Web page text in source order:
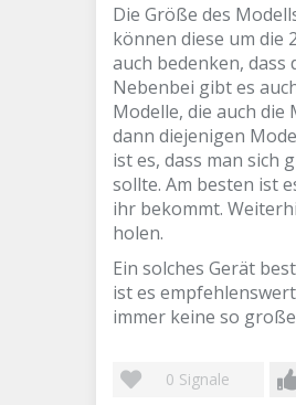
Die Größe des
können diese um die
auch bedenken, dass
Nebenbei gibt es
Modelle, die auch
dann diejenigen
ist es, dass man sich
sollte. Am besten ist
ihr bekommt.
holen.
Ein solches Gerät
ist es
immer keine so
0 Signale